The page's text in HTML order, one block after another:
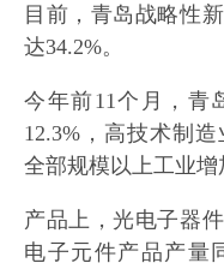
目前，青岛战略性
达34.2%。
今年前11个月，青
12.3%，高技术制
全部规模以上工业增
产品上，光电子器
电子元件产品产量